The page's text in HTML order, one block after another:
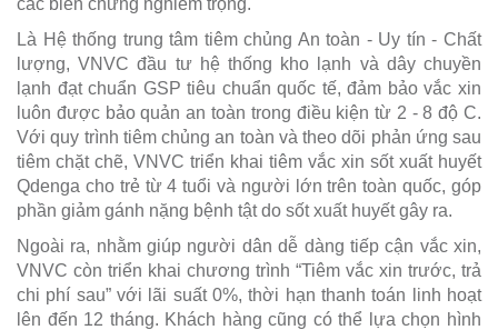
Là Hệ thống trung tâm tiêm chủng An toàn - Uy tín - Chất
lượng, VNVC đầu tư hệ thống kho lạnh và dây chuyền
lạnh đạt chuẩn GSP tiêu chuẩn quốc tế, đảm bảo vắc xin
luôn được bảo quản an toàn trong điều kiện từ 2 - 8 độ C.
Với quy trình tiêm chủng an toàn và theo dõi phản ứng sau
tiêm chặt chẽ, VNVC triển khai tiêm vắc xin sốt xuất huyết
Qdenga cho trẻ từ 4 tuổi và người lớn trên toàn quốc, góp
phần giảm gánh nặng bệnh tật do sốt xuất huyết gây ra.
Ngoài ra, nhằm giúp người dân dễ dàng tiếp cận vắc xin,
VNVC còn triển khai chương trình “Tiêm vắc xin trước, trả
chi phí sau” với lãi suất 0%, thời hạn thanh toán linh hoạt
lên đến 12 tháng. Khách hàng cũng có thể lựa chọn hình